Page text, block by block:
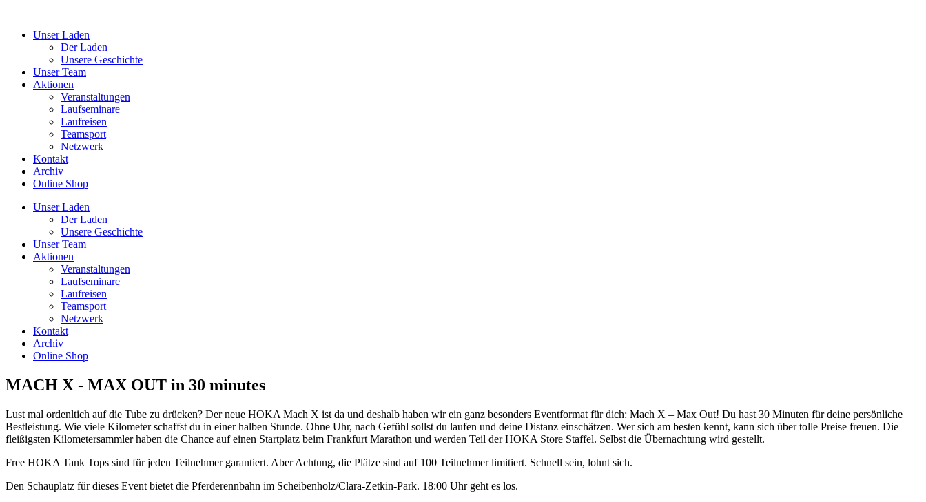
Unser Laden
Der Laden
Unsere Geschichte
Unser Team
Aktionen
Veranstaltungen
Laufseminare
Laufreisen
Teamsport
Netzwerk
Kontakt
Archiv
Online Shop
Unser Laden
Der Laden
Unsere Geschichte
Unser Team
Aktionen
Veranstaltungen
Laufseminare
Laufreisen
Teamsport
Netzwerk
Kontakt
Archiv
Online Shop
MACH X - MAX OUT in 30 minutes
Lust mal ordenltich auf die Tube zu drücken? Der neue HOKA Mach X ist da und deshalb haben wir ein ganz besonders Eventformat für dich: Mach X – Max Out! Du hast 30 Minuten für deine persönliche
Bestleistung. Wie viele Kilometer schaffst du in einer halben Stunde. Ohne Uhr, nach Gefühl sollst du laufen und deine Distanz einschätzen. Wer sich am besten kennt, kann sich über tolle Preise freuen. Die
fleißigsten Kilometersammler haben die Chance auf einen Startplatz beim Frankfurt Marathon und werden Teil der HOKA Store Staffel. Selbst die Übernachtung wird gestellt.
Free HOKA Tank Tops sind für jeden Teilnehmer garantiert. Aber Achtung, die Plätze sind auf 100 Teilnehmer limitiert. Schnell sein, lohnt sich.
Den Schauplatz für dieses Event bietet die Pferderennbahn im Scheibenholz/Clara-Zetkin-Park. 18:00 Uhr geht es los.